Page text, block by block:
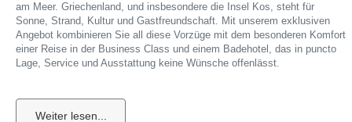
am Meer. Griechenland, und insbesondere die Insel Kos, steht für
Sonne, Strand, Kultur und Gastfreundschaft. Mit unserem exklusiven
Angebot kombinieren Sie all diese Vorzüge mit dem besonderen Komfort
einer Reise in der Business Class und einem Badehotel, das in puncto
Lage, Service und Ausstattung keine Wünsche offenlässt.
Unser Reisepaket nach Griechenland (Kos) richtet sich an
anspruchsvolle Urlauber, die Wert auf Qualität, entspannte Anreise und